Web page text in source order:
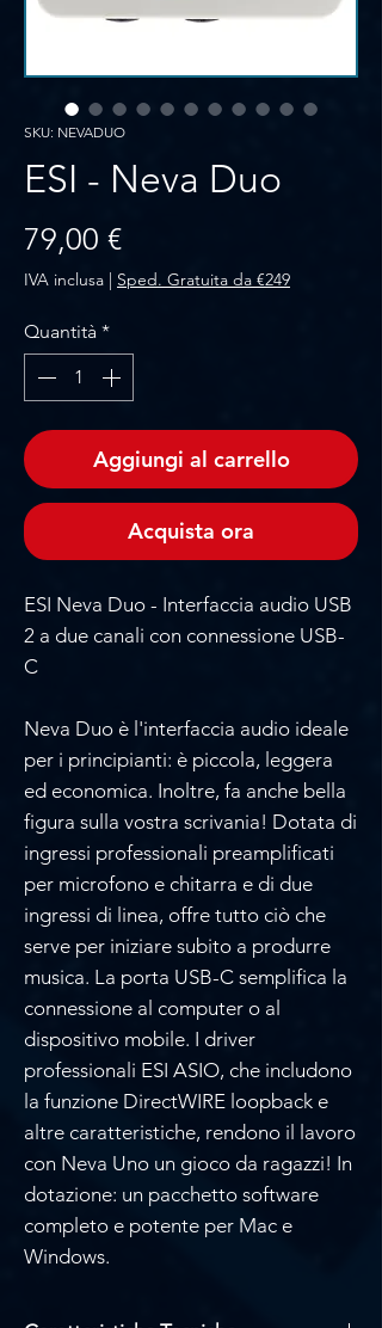
SKU: NEVADUO
ESI - Neva Duo
79,00 €Prezzo
IVA inclusa | Sped. Gratuita da €249
Quantità *
Aggiungi al carrello
Acquista ora
ESI Neva Duo - Interfaccia audio USB
2 a due canali con connessione USB-
C
Neva Duo è l'interfaccia audio ideale
per i principianti: è piccola, leggera
ed economica. Inoltre, fa anche bella
figura sulla vostra scrivania! Dotata di
ingressi professionali preamplificati
per microfono e chitarra e di due
ingressi di linea, offre tutto ciò che
serve per iniziare subito a produrre
musica. La porta USB-C semplifica la
connessione al computer o al
dispositivo mobile. I driver
professionali ESI ASIO, che includono
la funzione DirectWIRE loopback e
altre caratteristiche, rendono il lavoro
con Neva Uno un gioco da ragazzi! In
dotazione: un pacchetto software
completo e potente per Mac e
Windows.